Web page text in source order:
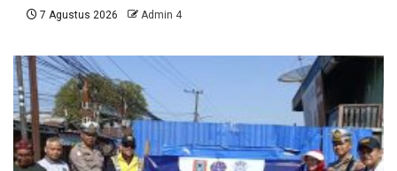
7 Agustus 2026 Admin 4